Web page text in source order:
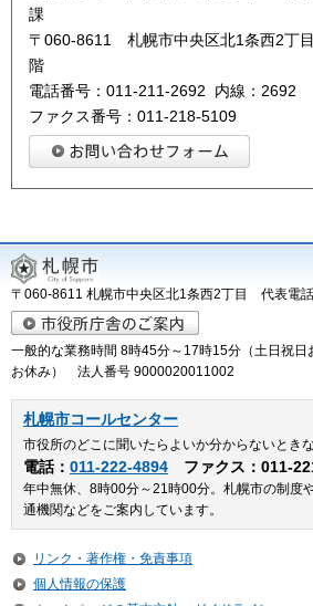
課
〒060-8611 札幌市中央区北1条西2丁
階
電話番号：011‐211‐2692 内線：2692
ファクス番号：011‐218‐5109
〒060-8611 札幌市中央区北1条西2丁目 代表電
一般的な業務時間 8時45分～17時15分（土日祝
お休み） 法人番号 9000020011002
札幌市コールセンター
市役所のどこに聞いたらよいか分からないとき
電話： 011-222-4894 ファクス：011-
年中無休、8時00分～21時00分。札幌市の制度
通機関などをご案内しています。
リンク・著作権・免責事項
個人情報の保護